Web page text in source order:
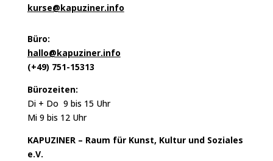
kurse@kapuziner.info
Büro:
hallo@kapuziner.info
(+49) 751-15313
Bürozeiten:
Di + Do 9 bis 15 Uhr
Mi 9 bis 12 Uhr
KAPUZINER – Raum für Kunst, Kultur und Soziales
e.V.